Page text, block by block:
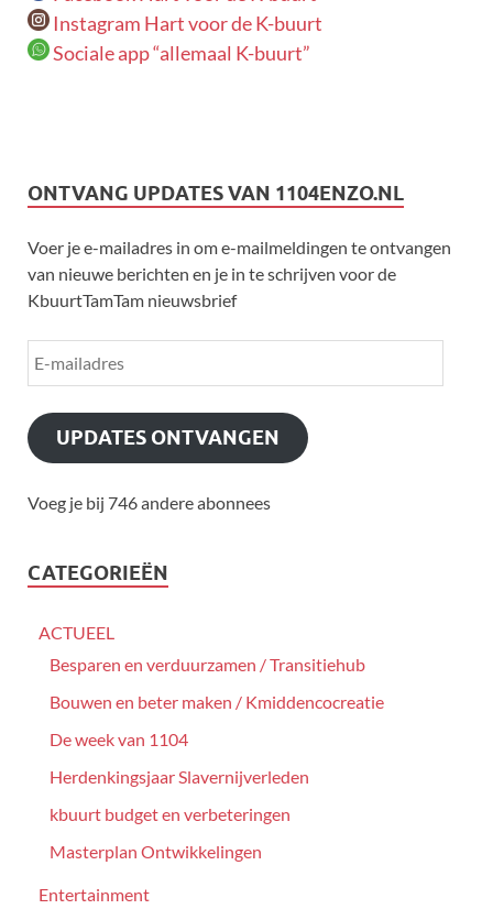
Instagram Hart voor de K-buurt
Sociale app “allemaal K-buurt”
ONTVANG UPDATES VAN 1104ENZO.NL
Voer je e-mailadres in om e-mailmeldingen te ontvangen
van nieuwe berichten en je in te schrijven voor de
KbuurtTamTam nieuwsbrief
UPDATES ONTVANGEN
Voeg je bij 746 andere abonnees
CATEGORIEËN
ACTUEEL
Besparen en verduurzamen / Transitiehub
Bouwen en beter maken / Kmiddencocreatie
De week van 1104
Herdenkingsjaar Slavernijverleden
kbuurt budget en verbeteringen
Masterplan Ontwikkelingen
Entertainment